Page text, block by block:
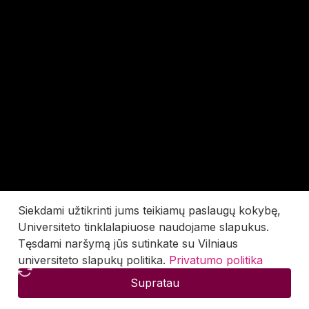
Siekdami užtikrinti jums teikiamų paslaugų kokybę,
Universiteto tinklalapiuose naudojame slapukus.
Tęsdami naršymą jūs sutinkate su Vilniaus
universiteto slapukų politika. Privatumo politika
Supratau